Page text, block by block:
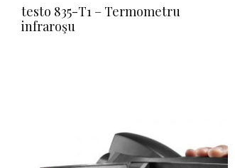
testo 835-T1 – Termometru
infraroşu